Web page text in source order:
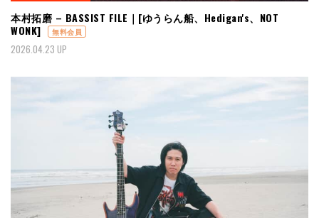
本村拓磨 – BASSIST FILE｜[ゆうらん船、Hedigan's、NOT
WONK]
無料会員
2026.04.23 UP